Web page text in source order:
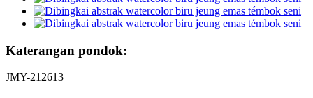
Katerangan pondok:
JMY-212613